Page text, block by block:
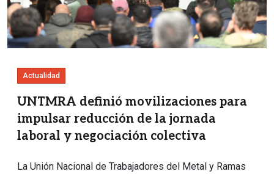
Actualidad
UNTMRA definió movilizaciones para
impulsar reducción de la jornada
laboral y negociación colectiva
La Unión Nacional de Trabajadores del Metal y Ramas